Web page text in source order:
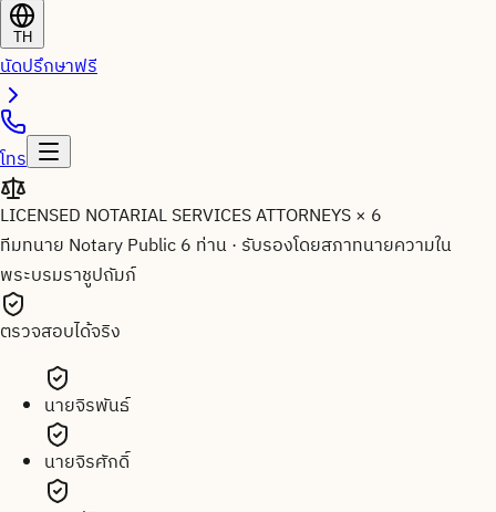
TH
นัดปรึกษาฟรี
โทร
LICENSED NOTARIAL SERVICES ATTORNEYS × 6
ทีมทนาย Notary Public 6 ท่าน· รับรองโดยสภาทนายความใน
พระบรมราชูปถัมภ์
ตรวจสอบได้จริง
นายจิรพันธ์
นายจิรศักดิ์